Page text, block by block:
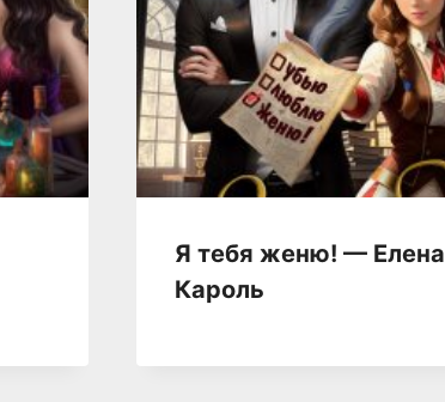
Я тебя женю! — Елена
Кароль